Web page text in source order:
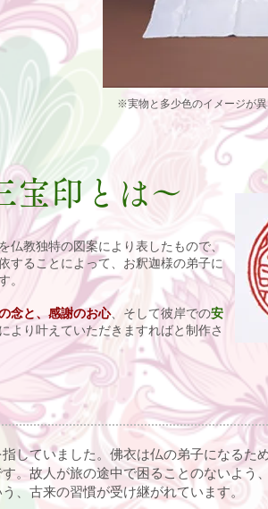
※実物と多少色のイメージが異
仏教独特の図案により表したもので、
することによって、お釈迦様の弟子に
。
念と、感謝のお心、そして彼岸での安
より叶えていただきますればと制作さ
宝印とは～
していました。佛衣は仏の弟子になるた
。故人が旅の途中で困ることのないよう
、古来の習慣が受け継がれています。